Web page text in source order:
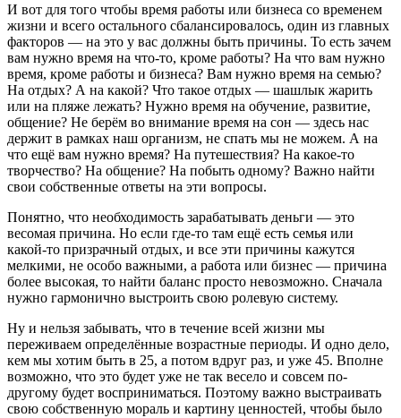
И вот для того чтобы время работы или бизнеса со временем
жизни и всего остального сбалансировалось, один из главных
факторов — на это у вас должны быть причины. То есть зачем
вам нужно время на что-то, кроме работы? На что вам нужно
время, кроме работы и бизнеса? Вам нужно время на семью?
На отдых? А на какой? Что такое отдых — шашлык жарить
или на пляже лежать? Нужно время на обучение, развитие,
общение? Не берём во внимание время на сон — здесь нас
держит в рамках наш организм, не спать мы не можем. А на
что ещё вам нужно время? На путешествия? На какое-то
творчество? На общение? На побыть одному? Важно найти
свои собственные ответы на эти вопросы.
Понятно, что необходимость зарабатывать деньги — это
весомая причина. Но если где-то там ещё есть семья или
какой-то призрачный отдых, и все эти причины кажутся
мелкими, не особо важными, а работа или бизнес — причина
более высокая, то найти баланс просто невозможно. Сначала
нужно гармонично выстроить свою ролевую систему.
Ну и нельзя забывать, что в течение всей жизни мы
переживаем определённые возрастные периоды. И одно дело,
кем мы хотим быть в 25, а потом вдруг раз, и уже 45. Вполне
возможно, что это будет уже не так весело и совсем по-
другому будет восприниматься. Поэтому важно выстраивать
свою собственную мораль и картину ценностей, чтобы было